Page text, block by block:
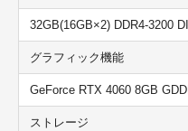
32GB(16GB×2) DDR4-3200
グラフィック機能
GeForce RTX 4060 8GB
ストレージ